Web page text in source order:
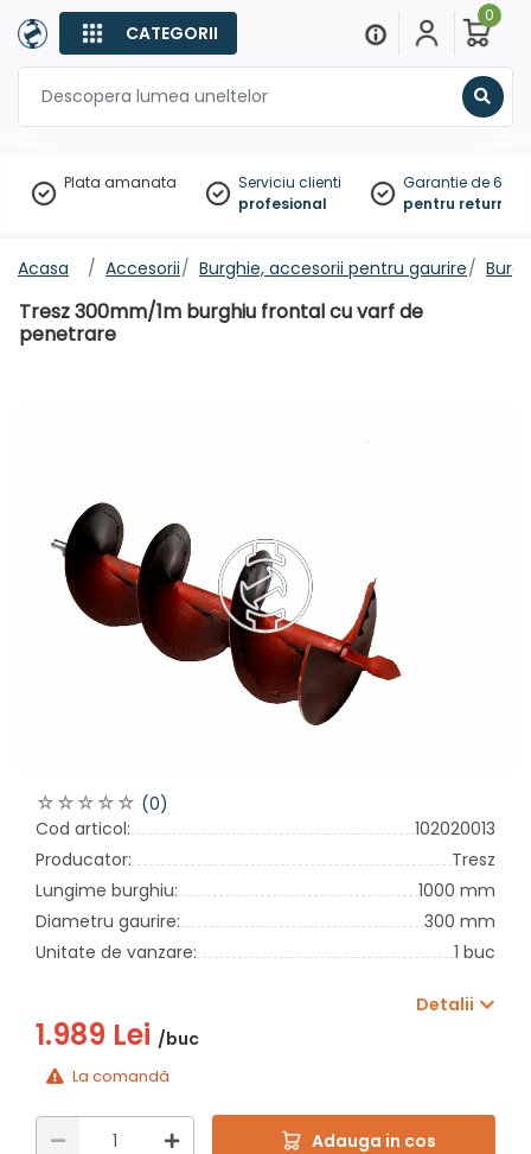
CATEGORII
0
Plata amanata
Serviciu clienti
profesional
Garantie de 60
pentru
Acasa Accesorii Burghie, accesorii pentru gaurire
Tresz 300mm/1m burghiu frontal cu varf de
penetrare
(0)
Cod articol:
102020013
Producator:
Tresz
Lungime burghiu:
1000 mm
Diametru gaurire:
300 mm
Unitate de vanzare:
1 buc
Detalii
1.989 Lei /buc
La comandă
Adauga in cos